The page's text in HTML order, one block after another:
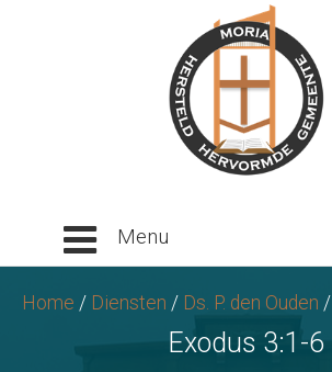
Home / Diensten / Ds. P. den Ouden /
Exodus 3:1-6